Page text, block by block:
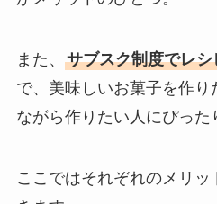
また、 サブスク制度でレ
で、美味しいお菓子を作
ながら作りたい人にぴった
ここではそれぞれのメリ